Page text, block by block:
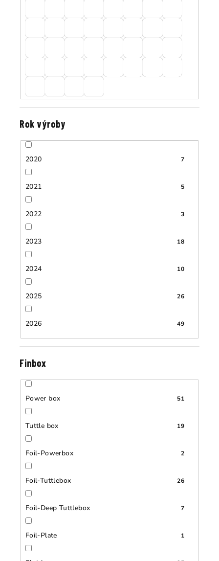
Rok výroby
2020 7
2021 5
2022 3
2023 18
2024 10
2025 26
2026 49
Finbox
Power box 51
Tuttle box 19
Foil-Powerbox 2
Foil-Tuttlebox 26
Foil-Deep Tuttlebox 7
Foil-Plate 1